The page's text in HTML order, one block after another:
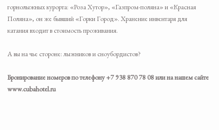
горнолыжных курорта: «Роза Хутор», «Газпром-поляна» и «Красная
Поляна», он же бывший «Горки Город». Хранение инвентаря для
катания входит в стоимость проживания.
А вы на чье стороне: лыжников и сноубордистов?
Бронирование номеров по телефону +7 938 870 78 08 или на нашем сайте
www.cubahotel.ru